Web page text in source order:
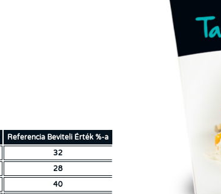
Referencia Beviteli Érték %-a
32
28
40